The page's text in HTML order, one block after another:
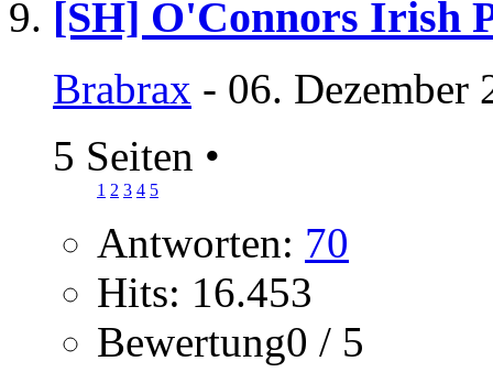
[SH] O'Connors Irish
Brabrax - 06. Dezember
5 Seiten •
1 2 3 4 5
Antworten: 70
Hits: 16.453
Bewertung0 / 5